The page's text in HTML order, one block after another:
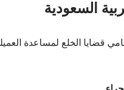
السعودية
قضايا الخلع لمساعدة